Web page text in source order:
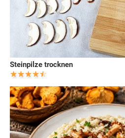
Steinpilze trocknen